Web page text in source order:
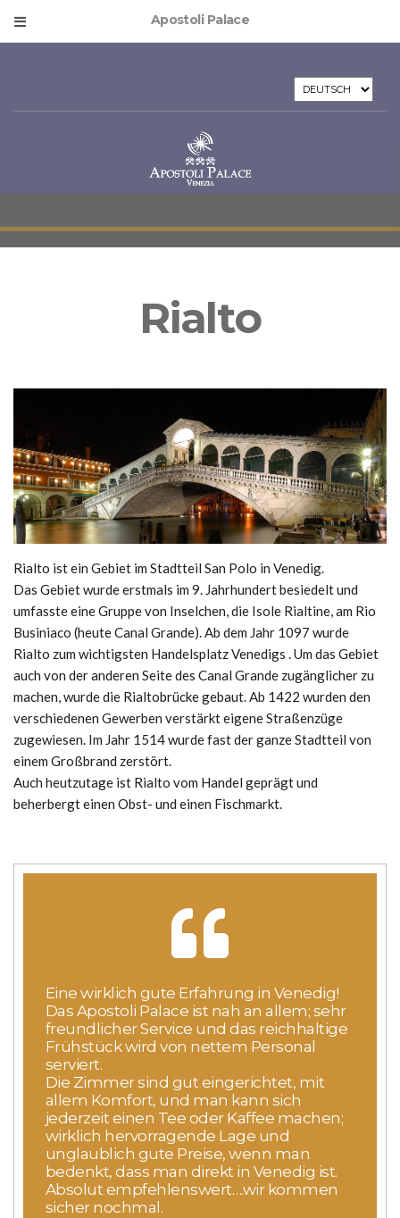
Apostoli Palace
Rialto
Rialto ist ein Gebiet im Stadtteil San Polo in Venedig.
Das Gebiet wurde erstmals im 9. Jahrhundert besiedelt und
umfasste eine Gruppe von Inselchen, die Isole Rialtine, am Rio
Businiaco (heute Canal Grande). Ab dem Jahr 1097 wurde
Rialto zum wichtigsten Handelsplatz Venedigs . Um das Gebiet
auch von der anderen Seite des Canal Grande zugänglicher zu
machen, wurde die Rialtobrücke gebaut. Ab 1422 wurden den
verschiedenen Gewerben verstärkt eigene Straßenzüge
zugewiesen. Im Jahr 1514 wurde fast der ganze Stadtteil von
einem Großbrand zerstört.
Auch heutzutage ist Rialto vom Handel geprägt und
beherbergt einen Obst- und einen Fischmarkt.
Eine wirklich gute Erfahrung in Venedig!
Das Apostoli Palace ist nah an allem; sehr
freundlicher Service und das reichhaltige
Frühstück wird von nettem Personal
serviert.
Die Zimmer sind gut eingerichtet, mit
allem Komfort, und man kann sich
jederzeit einen Tee oder Kaffee machen;
wirklich hervorragende Lage und
unglaublich gute Preise, wenn man
bedenkt, dass man direkt in Venedig ist.
Absolut empfehlenswert….wir kommen
sicher nochmal.